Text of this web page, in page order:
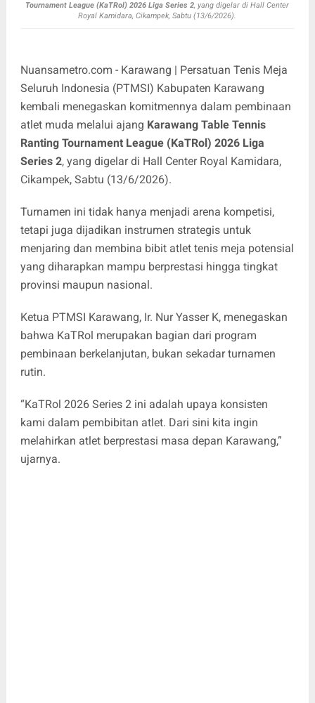
Tournament League (KaTRol) 2026 Liga Series 2, yang digelar di Hall Center
Royal Kamidara, Cikampek, Sabtu (13/6/2026).
Nuansametro.com - Karawang | Persatuan Tenis Meja
Seluruh Indonesia (PTMSI) Kabupaten Karawang
kembali menegaskan komitmennya dalam pembinaan
atlet muda melalui ajang Karawang Table Tennis
Ranting Tournament League (KaTRol) 2026 Liga
Series 2, yang digelar di Hall Center Royal Kamidara,
Cikampek, Sabtu (13/6/2026).
Turnamen ini tidak hanya menjadi arena kompetisi,
tetapi juga dijadikan instrumen strategis untuk
menjaring dan membina bibit atlet tenis meja potensial
yang diharapkan mampu berprestasi hingga tingkat
provinsi maupun nasional.
Ketua PTMSI Karawang, Ir. Nur Yasser K, menegaskan
bahwa KaTRol merupakan bagian dari program
pembinaan berkelanjutan, bukan sekadar turnamen
rutin.
“KaTRol 2026 Series 2 ini adalah upaya konsisten
kami dalam pembibitan atlet. Dari sini kita ingin
melahirkan atlet berprestasi masa depan Karawang,”
ujarnya.